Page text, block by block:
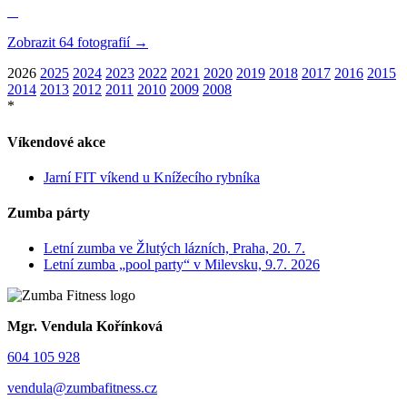
Zobrazit 64 fotografií →
2026 2025 2024 2023 2022 2021 2020 2019 2018 2017 2016 2015
2014 2013 2012 2011 2010 2009 2008
*
Víkendové akce
Jarní FIT víkend u Knížecího rybníka
Zumba párty
Letní zumba ve Žlutých lázních, Praha, 20. 7.
Letní zumba „pool party“ v Milevsku, 9.7. 2026
Mgr. Vendula Kořínková
604 105 928
vendula@zumbafitness.cz